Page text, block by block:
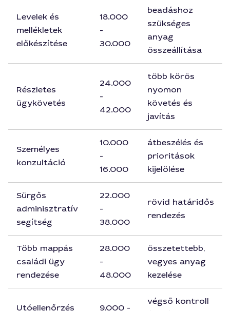
Levelek és
mellékletek
előkészítése
18.000
-
30.000
beadáshoz
szükséges
anyag
összeállítása
Részletes
ügykövetés
24.000
-
42.000
több körös
nyomon
követés és
javítás
Személyes
konzultáció
10.000
-
16.000
átbeszélés és
prioritások
kijelölése
Sürgős
adminisztratív
segítség
22.000
-
38.000
rövid határidős
rendezés
Több mappás
családi ügy
rendezése
28.000
-
48.000
összetettebb,
vegyes anyag
kezelése
Utóellenőrzés
9.000 -
végső kontroll